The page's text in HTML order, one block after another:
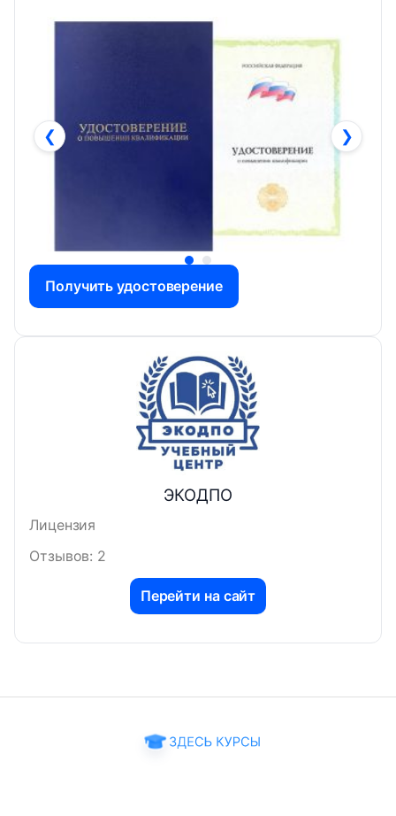
❮ ❯
Получить удостоверение
ЭКОДПО
Лицензия
Отзывов: 2
Перейти на сайт